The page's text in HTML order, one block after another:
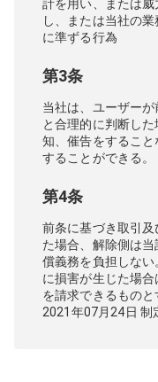
計を用い、または
し、または当社の
に準ずる行為
第3条
当社は、ユーザー
と合理的に判断し
知、催告をするこ
することができる。
第4条
前条に基づき取引
た場合、解除側は
償義務を負担しな
に損害が生じた場
を請求できるものと
2021年07月24日 制